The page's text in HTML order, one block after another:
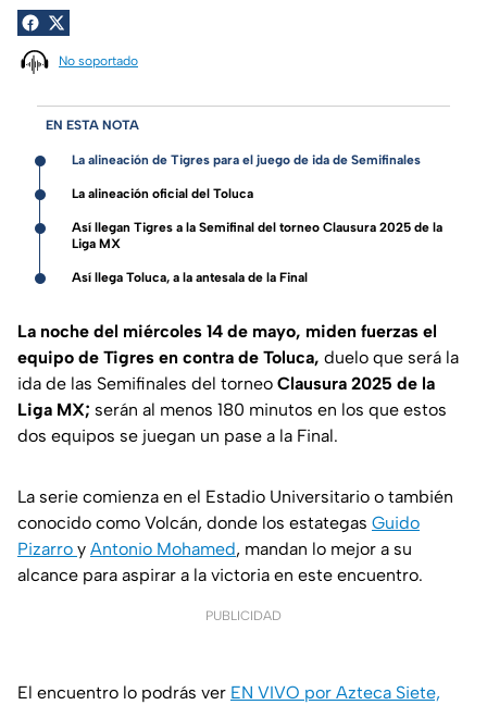
No soportado
EN ESTA NOTA
La alineación de Tigres para el juego de ida de Semifinales
La alineación oficial del Toluca
Así llegan Tigres a la Semifinal del torneo Clausura 2025 de la
Liga MX
Así llega Toluca, a la antesala de la Final
La noche del miércoles 14 de mayo, miden fuerzas el
equipo de Tigres en contra de Toluca, duelo que será la
ida de las Semifinales del torneo Clausura 2025 de la
Liga MX; serán al menos 180 minutos en los que estos
dos equipos se juegan un pase a la Final.
La serie comienza en el Estadio Universitario o también
conocido como Volcán, donde los estategas Guido
Pizarro y Antonio Mohamed, mandan lo mejor a su
alcance para aspirar a la victoria en este encuentro.
PUBLICIDAD
El encuentro lo podrás ver EN VIVO por Azteca Siete,